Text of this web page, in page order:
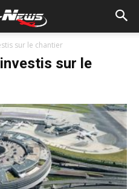
sur le chantier
sur le